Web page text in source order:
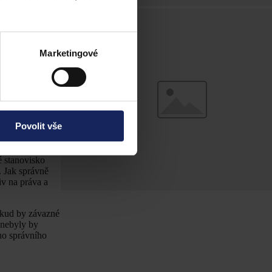
Marketingové
Povolit vše
péče
orgán, tj.
bylo
k jehož
stanovisko
správně
na práva a
by závazné
by
správního